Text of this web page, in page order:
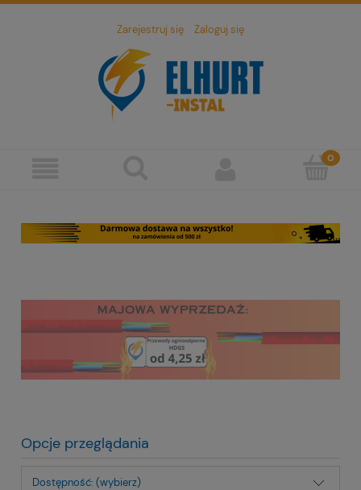
Zarejestruj się Zaloguj się
Opcje przeglądania
Dostępność: (wybierz)